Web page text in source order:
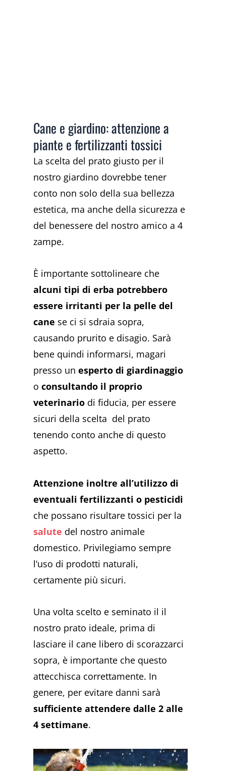
Cane e giardino: attenzione a
piante e fertilizzanti tossici
La scelta del prato giusto per il
nostro giardino dovrebbe tener
conto non solo della sua bellezza
estetica, ma anche della sicurezza e
del benessere del nostro amico a 4
zampe.
È importante sottolineare che
alcuni tipi di erba potrebbero
essere irritanti per la pelle del
cane se ci si sdraia sopra,
causando prurito e disagio. Sarà
bene quindi informarsi, magari
presso unesperto di giardinaggio
oconsultando il proprio
veterinario di fiducia, per essere
sicuri della scelta del prato
tenendo conto anche di questo
aspetto.
Attenzione inoltre all’utilizzo di
eventuali fertilizzanti o pesticidi
che possano risultare tossici per la
salute del nostro animale
domestico. Privilegiamo sempre
l’uso di prodotti naturali,
certamente più sicuri.
Una volta scelto e seminato il il
nostro prato ideale, prima di
lasciare il cane libero di scorazzarci
sopra, è importante che questo
attecchisca correttamente. In
genere, per evitare danni sarà
sufficiente attendere dalle 2 alle
4 settimane.